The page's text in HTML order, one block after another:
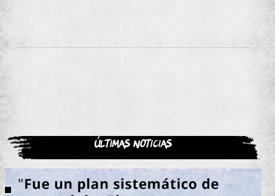
Últimas noticias